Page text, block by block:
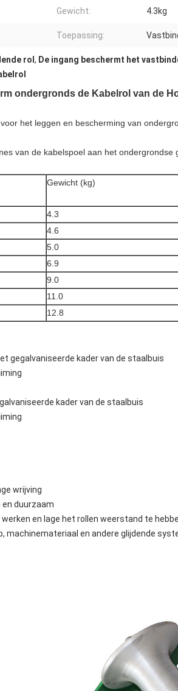
Gewicht: 4.3kg
Toepassing:
rol , De ingang beschermt het
ondergronds de Kabelrol van de
het leggen en bescherming van
van de kabelspoel aan het ondergrondse
Gewicht (kg)
4.3
4.6
5.0
6.9
9.0
11.0
12.8
gegalvaniseerde kader van de staalbuis
kader van de staalbuis
wrijving
duurzaam
en lage het rollen weerstand te
machinemateriaal en andere glijdende